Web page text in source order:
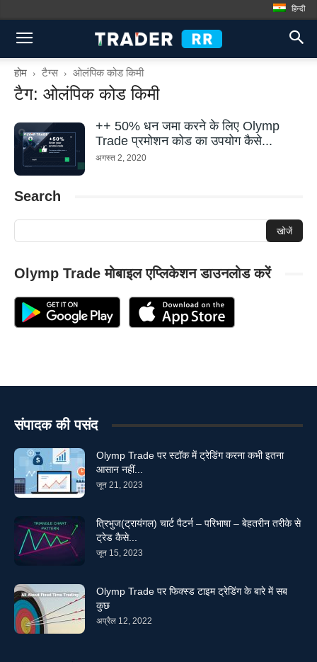
हिन्दी
होम टैग्स ओलंपिक कोड किमी
टैग: ओलंपिक कोड किमी
++ 50% धन जमा करने के लिए Olymp
Trade प्रमोशन कोड का उपयोग कैसे...
अगस्त 2, 2020
Search
Olymp Trade मोबाइल एप्लिकेशन डाउनलोड करें
संपादक की पसंद
Olymp Trade पर स्टॉक में ट्रेडिंग करना कभी इतना
आसान नहीं...
जून 21, 2023
त्रिभुज(ट्रायंगल) चार्ट पैटर्न – परिभाषा – बेहतरीन तरीके से
ट्रेड कैसे...
जून 15, 2023
Olymp Trade पर फिक्स्ड टाइम ट्रेडिंग के बारे में सब
कुछ
अप्रैल 12, 2022